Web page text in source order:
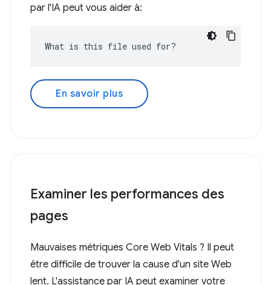
par l'IA peut vous aider à:
What is this file used for?
En savoir plus
Examiner les performances des
pages
Mauvaises métriques Core Web Vitals ? Il peut
être difficile de trouver la cause d'un site Web
lent. L'assistance par IA peut examiner votre